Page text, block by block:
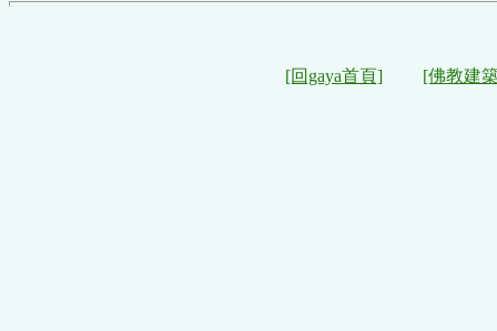
[回gaya首頁] [佛教建